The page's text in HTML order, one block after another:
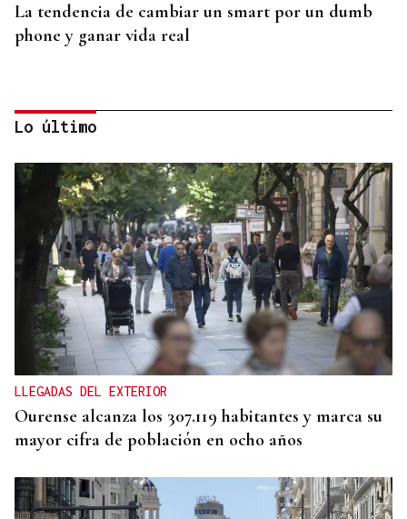
La tendencia de cambiar un smart por un dumb
phone y ganar vida real
MODA
Black Friday 2025: el (ya no tan) secreto mejor
guardado del armario de las que más saben
Lo último
LLEGADAS DEL EXTERIOR
Ourense alcanza los 307.119 habitantes y marca su
mayor cifra de población en ocho años